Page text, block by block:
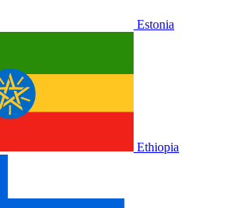
Estonia
Ethiopia